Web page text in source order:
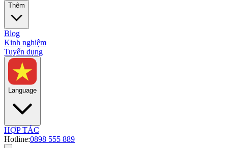
Thêm
Blog
Kinh nghiệm
Tuyển dụng
Language
HỢP TÁC
Hotline:0898 555 889